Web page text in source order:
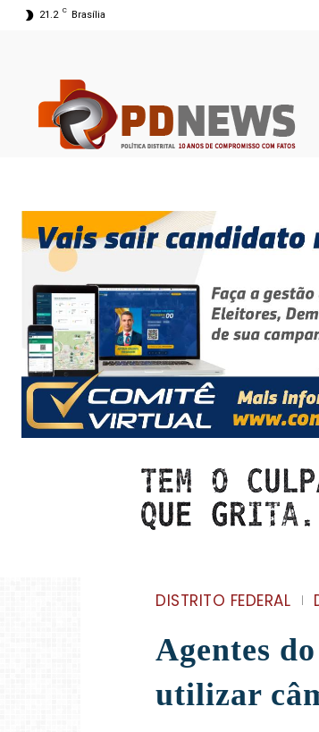
21.2 C Brasília
DISTRITO FEDERAL
Agentes
utilizar